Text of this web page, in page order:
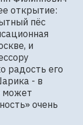
открытие:
пёс
и
радость его
- в
может
очень